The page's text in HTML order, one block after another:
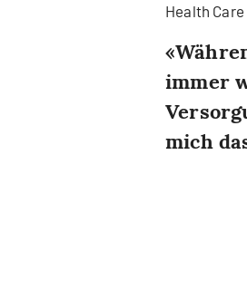
Health
immer
mich
ich
der